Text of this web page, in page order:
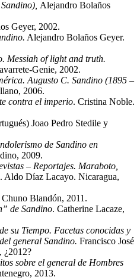
Alejandro Bolaños
Geyer, 2002.
Alejandro Bolaños Geyer.
Messiah of light and truth.
Genie, 2002.
Augusto C. Sandino (1895 –
2006.
contra el imperio. Cristina Noble.
Joao Pedro Stedile y
de Sandino en
2009.
– Reportajes. Maraboto,
. Aldo Díaz Lacayo. Nicaragua,
Chuno Blandón, 2011.
de Sandino. Catherine Lacaze,
su Tiempo. Facetas conocidas y
general Sandino. Francisco José
¿2012?
sobre el general de Hombres
2013.